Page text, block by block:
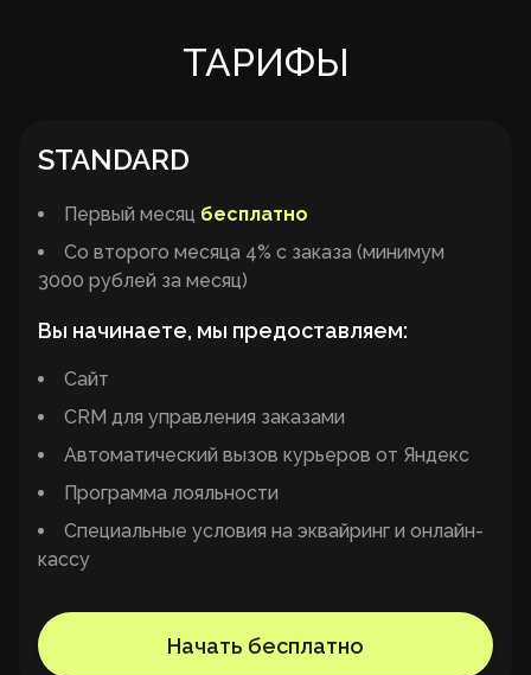
ТАРИФЫ
STANDARD
Первый месяц бесплатно
Со второго месяца 4% с заказа (минимум
3000 рублей за месяц)
Вы начинаете, мы предоставляем:
Сайт
CRM для управления заказами
Автоматический вызов курьеров от Яндекс
Программа лояльности
Специальные условия на эквайринг и онлайн-
кассу
Начать бесплатно